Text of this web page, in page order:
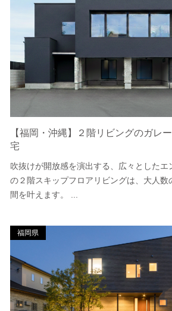
【福岡・沖縄】２階リビングのガレ
宅
吹抜けが開放感を演出する、広々とした
の２階スキップフロアリビングは、大人数
間を叶えます。 ...
福岡県